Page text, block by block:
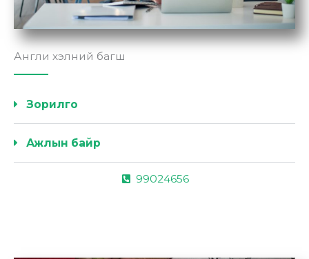
Англи хэлний багш
Зорилго
Ажлын байр
99024656